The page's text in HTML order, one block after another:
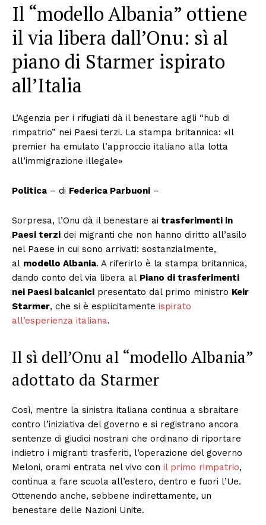
Il “modello Albania” ottiene
il via libera dall’Onu: sì al
piano di Starmer ispirato
all’Italia
L’Agenzia per i rifugiati dà il benestare agli “hub di
rimpatrio” nei Paesi terzi. La stampa britannica: «Il
premier ha emulato l’approccio italiano alla lotta
all’immigrazione illegale»
Politica – di Federica Parbuoni –
Sorpresa, l’Onu dà il benestare ai trasferimenti in
Paesi terzi dei migranti che non hanno diritto all’asilo
nel Paese in cui sono arrivati: sostanzialmente,
al modello Albania. A riferirlo è la stampa britannica,
dando conto del via libera al Piano di trasferimenti
nei Paesi balcanici presentato dal primo ministro Keir
Starmer, che si è esplicitamente ispirato
all’esperienza italiana.
Il sì dell’Onu al “modello Albania”
adottato da Starmer
Così, mentre la sinistra italiana continua a sbraitare
contro l’iniziativa del governo e si registrano ancora
sentenze di giudici nostrani che ordinano di riportare
indietro i migranti trasferiti, l’operazione del governo
Meloni, orami entrata nel vivo con il primo rimpatrio,
continua a fare scuola all’estero, dentro e fuori l’Ue.
Ottenendo anche, sebbene indirettamente, un
benestare delle Nazioni Unite.